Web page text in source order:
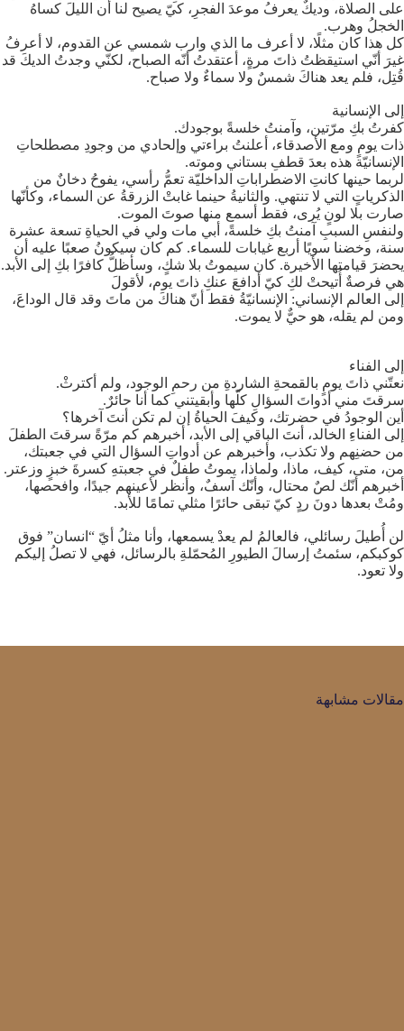
على الصلاة، وديكٌ يعرفُ موعدَ الفجرِ، كيّ يصيح لنا أن الليلَ كساهُ
الخجلُ وهرب.
كل هذا كان مثلًا، لا أعرف ما الذي وارب شمسي عن القدوم، لا أعرفُ
غيرَ أنّي استيقظتُ ذاتَ مرةٍ، أعتقدتُ أنّه الصباح، لكنّي وجدتُ الديكَ قد
قُتِل، فلم يعد هناكَ شمسٌ ولا سماءٌ ولا صباح.
إلى الإنسانية
كفرتُ بكِ مرّتين، وآمنتُ خلسةً بوجودك.
ذات يومٍ ومع الأصدقاء، أعلنتُ براءتي وإلحادي من وجودِ مصطلحاتِ
الإنسانيّة هذه بعدَ قطفِ بستاني وموته.
لربما حينها كانتِ الاضطراباتِ الداخليّة تعمُّ رأسي، يفوحُ دخانٌ من
الذكرياتٍ التي لا تنتهي. والثانيةُ حينما غابتْ الزرقةُ عن السماء، وكأنّها
صارت بلا لونٍ يُرى، فقط أسمع منها صوتَ الموت.
ولنفسِ السببِ آمنتُ بكِ خلسةً، أبي مات ولي في الحياةِ تسعة عشرة
سنة، وخضنا سويًا أربع غيابات للسماء. كم كان سيكونُ صعبًا عليه أن
يحضرَ قيامتها الأخيرة. كان سيموتُ بلا شكٍ، وسأظلُّ كافرًا بكِ إلى الأبد.
هي فرصةٌ أُتيحتْ لكِ كيّ أدافعَ عنكِ ذاتَ يوم، لأقولَ
إلى العالم الإنساني: الإنسانيّةُ فقط أنّ هناكَ من ماتَ وقد قال الوداعَ،
ومن لم يقله، هو حيٌّ لا يموت.
إلى الفناء
نعتّني ذاتَ يومٍ بالقمحةِ الشاردةِ من رحمِ الوجود، ولم أكترثْ.
سرقتَ مني أدواتَ السؤالِ كلّها وأبقيتني كما أنا حائرٌ.
أين الوجودُ في حضرتك، وكيفَ الحياةُ إن لم تكن أنتَ آخرها؟
إلى الفناءِ الخالد، أنتَ الباقي إلى الأبد، أخبرهم كم مرّةً سرقتَ الطفلَ
من حضنِهم ولا تكذب، وأخبرهم عن أدواتِ السؤال التي في جعبتك،
من، متى، كيف، ماذا، ولماذا، يموتُ طفلٌ في جعبتهِ كسرةَ خبزٍ وزعتر.
أخبرهم أنّك لصٌ محتال، وأنّك آسفٌ، وأنظر لأعينهم جيدًا، وافحصها،
ومُتْ بعدها دونَ ردٍ كيّ تبقى حائرًا مثلي تمامًا للأبد.
لن أُطيلَ رسائلي، فالعالمُ لم يعدْ يسمعها، وأنا مثلُ أيّ “انسان” فوق
كوكبكم، سئمتُ إرسالَ الطيورِ المُحمّلةِ بالرسائل، فهي لا تصلُ إليكم
ولا تعود.
مقالات مشابهة